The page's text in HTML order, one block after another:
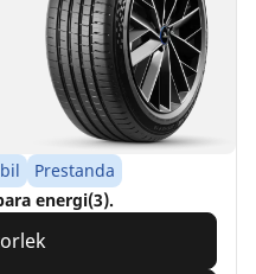
Prestanda
energi(3).